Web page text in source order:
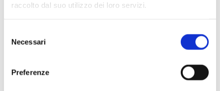
raccolto dal suo utilizzo dei loro servizi.
delNecessari
Preferenze